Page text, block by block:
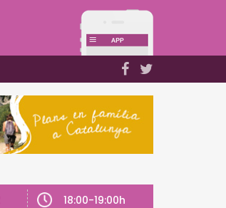
18:00-19:00h